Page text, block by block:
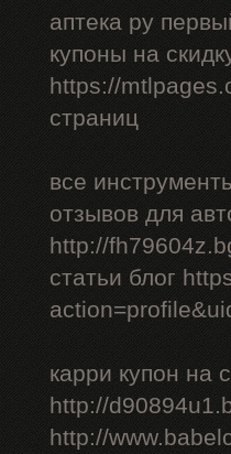
аптека ру
купоны на
https://
страниц
все
отзывов для
http://
статьи блог
карри купон на
http://
http://